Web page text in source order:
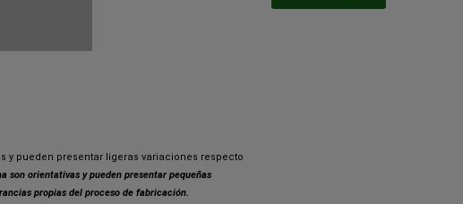
y pueden presentar ligeras variaciones respecto
son orientativas y pueden presentar pequeñas
propias del proceso de fabricación.